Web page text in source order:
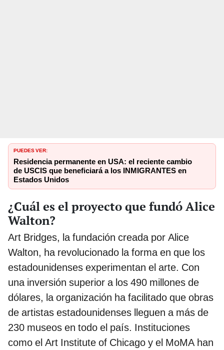
PUEDES VER:
Residencia permanente en USA: el reciente cambio
de USCIS que beneficiará a los INMIGRANTES en
Estados Unidos
¿Cuál es el proyecto que fundó Alice
Walton?
Art Bridges, la fundación creada por Alice
Walton, ha revolucionado la forma en que los
estadounidenses experimentan el arte. Con
una inversión superior a los 490 millones de
dólares, la organización ha facilitado que obras
de artistas estadounidenses lleguen a más de
230 museos en todo el país. Instituciones
como el Art Institute of Chicago y el MoMA han